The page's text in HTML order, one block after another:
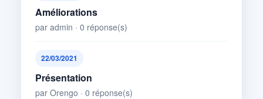
Améliorations
par admin · 0 réponse(s)
22/03/2021
Présentation
par Orengo · 0 réponse(s)